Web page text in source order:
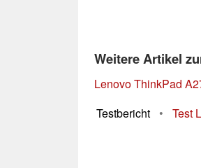
Weitere Artikel
Lenovo ThinkPad
Testbericht
• Test